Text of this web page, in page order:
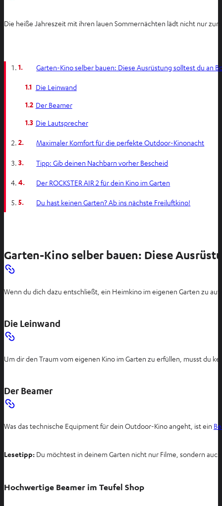
Die heiße Jahreszeit mit ihren lauen Sommernächten lädt nicht nur
1. Garten-Kino selber bauen: Diese Ausrüstung solltest du an
1.1 Die Leinwand
1.2 Der Beamer
1.3 Die Lautsprecher
2. Maximaler Komfort für die perfekte Outdoor-Kinonacht
3. Tipp: Gib deinen Nachbarn vorher Bescheid
4. Der ROCKSTER AIR 2 für dein Kino im Garten
5. Du hast keinen Garten? Ab ins nächste Freiluftkino!
Garten-Kino selber bauen: Diese
Wenn du dich dazu entschließt, ein Heimkino im eigenen Garten zu
Die Leinwand
Um dir den Traum vom eigenen Kino im Garten zu erfüllen, musst du
Der Beamer
Was das technische Equipment für dein Outdoor-Kino angeht, ist ein
Lesetipp: Du möchtest in deinem Garten nicht nur Filme, sondern
Hochwertige Beamer im Teufel Shop